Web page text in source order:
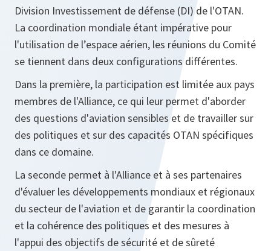
Division Investissement de défense (DI) de l'OTAN.
La coordination mondiale étant impérative pour
l'utilisation de l’espace aérien, les réunions du Comité
se tiennent dans deux configurations différentes.
Dans la première, la participation est limitée aux pays
membres de l'Alliance, ce qui leur permet d'aborder
des questions d'aviation sensibles et de travailler sur
des politiques et sur des capacités OTAN spécifiques
dans ce domaine.
La seconde permet à l'Alliance et à ses partenaires
d'évaluer les développements mondiaux et régionaux
du secteur de l'aviation et de garantir la coordination
et la cohérence des politiques et des mesures à
l'appui des objectifs de sécurité et de sûreté